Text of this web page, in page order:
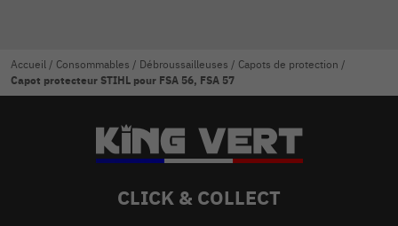
Accueil / Consommables / Débroussailleuses / Capots de protection /
Capot protecteur STIHL pour FSA 56, FSA 57
CLICK & COLLECT